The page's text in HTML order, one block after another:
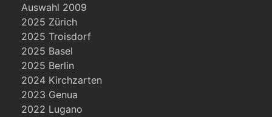
Auswahl 2009
2025 Zürich
2025 Troisdorf
2025 Basel
2025 Berlin
2024 Kirchzarten
2023 Genua
2022 Lugano